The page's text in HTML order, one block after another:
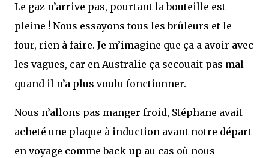
Le gaz n’arrive pas, pourtant la bouteille est
pleine ! Nous essayons tous les brûleurs et le
four, rien à faire. Je m’imagine que ça a avoir avec
les vagues, car en Australie ça secouait pas mal
quand il n’a plus voulu fonctionner.
Nous n’allons pas manger froid, Stéphane avait
acheté une plaque à induction avant notre départ
en voyage comme back-up au cas où nous